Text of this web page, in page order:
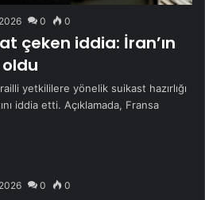
0 0
çeken iddia: İran’ın
yetkililere yönelik suikast hazırlığı
iddia etti. Açıklamada, Fransa
0 0